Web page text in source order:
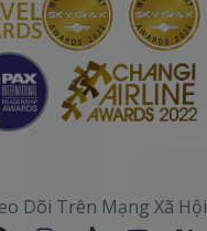
Dõi Trên Mạng Xã Hội